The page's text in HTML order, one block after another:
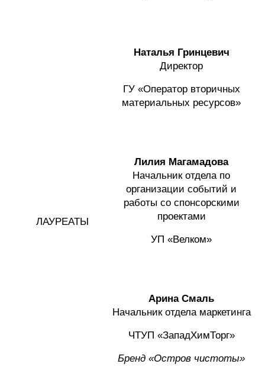
ЛАУРЕАТЫ
Наталья Гринцевич
Директор
ГУ «Оператор вторичных
материальных ресурсов»
Лилия Магамадова
Начальник отдела по
организации событий и
работы со спонсорскими
проектами
УП «Велком»
Арина Смаль
Начальник отдела маркетинга
ЧТУП «ЗападХимТорг»
Бренд «Остров чистоты»